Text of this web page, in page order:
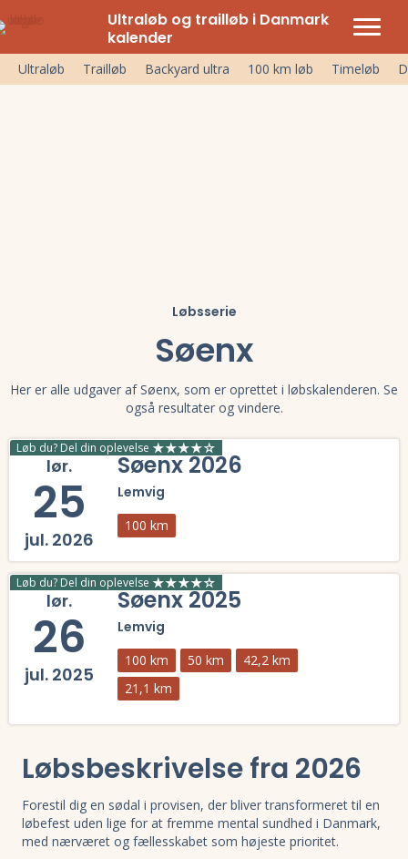
Ultraløb og trailløb i Danmark
kalender
Ultraløb Trailløb Backyard ultra 100 km løb Timeløb
Løbsserie
Søenx
Her er alle udgaver af Søenx, som er oprettet i løbskalenderen. Se
også resultater og vindere.
Løb du? Del din oplevelse
lør.
25
jul. 2026
Søenx 2026
Lemvig
100 km
Løb du? Del din oplevelse
lør.
26
jul. 2025
Søenx 2025
Lemvig
100 km 50 km
42,2 km
21,1 km
Løbsbeskrivelse fra 2026
Forestil dig en sødal i provisen, der bliver transformeret til en
løbefest uden lige for at fremme mental sundhed i Danmark,
med nærværet og fællesskabet som højeste prioritet.